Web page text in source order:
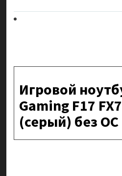
Игровой
Gaming F17
(серый) без ОС